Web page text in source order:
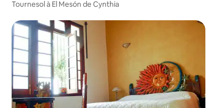
Tournesol à El Mesón de Cynthia